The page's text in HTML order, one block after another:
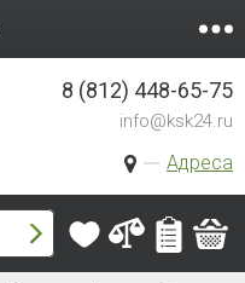
Адреса
8 (812) 448-65-75
info@ksk24.ru